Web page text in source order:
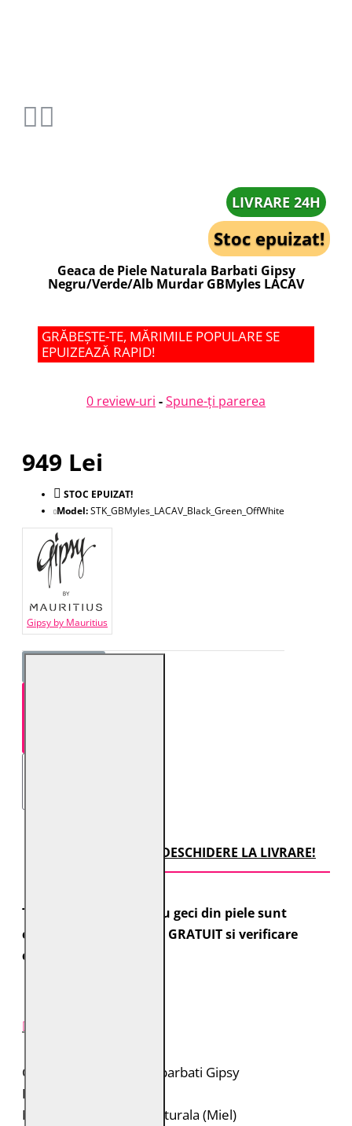
LIVRARE 24H
Stoc epuizat!
Geaca de Piele Naturala Barbati Gipsy
Negru/Verde/Alb Murdar GBMyles LACAV
GRĂBEȘTE-TE, MĂRIMILE POPULARE SE
EPUIZEAZĂ RAPID!
0 review-uri -Spune-ţi parerea
949 Lei
STOC EPUIZAT!
Model:STK_GBMyles_LACAV_Black_Green_OffWhite
Gipsy by Mauritius
TRANSPORT CU DESCHIDERE LA LIVRARE!
Toate comenzile pentru geci din piele sunt
expediate cu transport GRATUIT si verificare
colet.
Geaca de piele pentru barbati Gipsy
Brand: Gipsy
Material: 100% piele naturala (Miel)